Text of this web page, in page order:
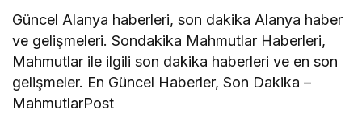
Güncel Alanya haberleri, son dakika Alanya haber
ve gelişmeleri. Sondakika Mahmutlar Haberleri,
Mahmutlar ile ilgili son dakika haberleri ve en son
gelişmeler. En Güncel Haberler, Son Dakika –
MahmutlarPost